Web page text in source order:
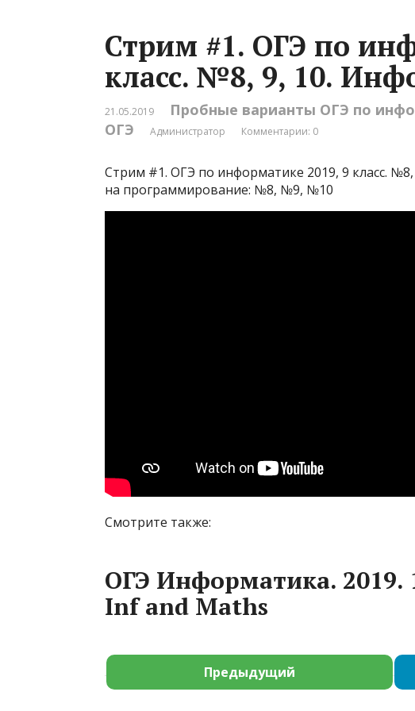
Стрим #1. ОГЭ по
класс. №8, 9, 10.
21.05.2019 Пробные варианты ОГЭ по
ОГЭ
Администратор Комментарии: 0
Стрим #1. ОГЭ по информатике 2019, 9 класс.
на программирование: №8, №9, №10
Смотрите также:
ОГЭ Информатика. 2019.
Inf and Maths
Предыдущий